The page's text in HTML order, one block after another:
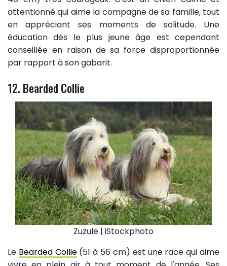
attentionné qui aime la compagne de sa famille, tout
en appréciant ses moments de solitude. Une
éducation dès le plus jeune âge est cependant
conseillée en raison de sa force disproportionnée
par rapport à son gabarit.
12. Bearded Collie
Zuzule | iStockphoto
Le Bearded Collie(51 à 56 cm) est une race qui aime